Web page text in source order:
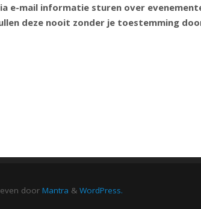
e-mail informatie sturen over
deze nooit zonder je toestemming
door Mantra & WordPress.